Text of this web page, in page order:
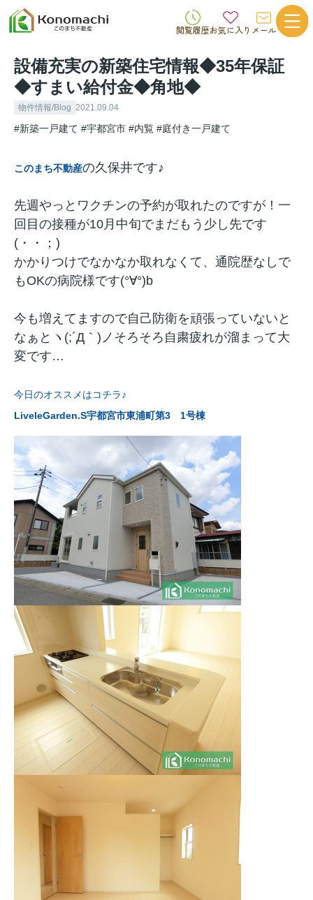
閲覧履歴お気に入り メール
設備充実の新築住宅情報◆35年保証
◆すまい給付金◆角地◆
物件情報/Blog 2021.09.04
#新築一戸建て #宇都宮市 #内覧 #庭付き一戸建て
このまち不動産の久保井です♪
先週やっとワクチンの予約が取れたのですが！一
回目の接種が10月中旬でまだもう少し先です
(・・；)
かかりつけでなかなか取れなくて、通院歴なしで
もOKの病院様です(°∀°)b
今も増えてますので自己防衛を頑張っていないと
なぁとヽ(;´Д｀)ノそろそろ自粛疲れが溜まって大
変です…
今日のオススメはコチラ♪
LiveleGarden.S宇都宮市東浦町第3 1号棟